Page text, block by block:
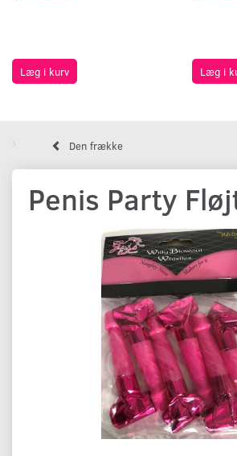
Læg i kurv Læg i
Den frække
Penis Party